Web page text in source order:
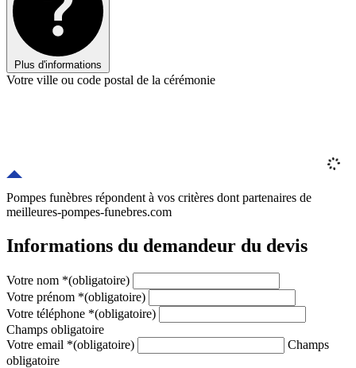
Plus d'informations
Votre ville ou code postal de la cérémonie
Pompes funèbres répondent à vos critères dont partenaires de
meilleures-pompes-funebres.com
Informations du demandeur du devis
Votre nom *(obligatoire)
Votre prénom *(obligatoire)
Votre téléphone *(obligatoire)
Champs obligatoire
Votre email *(obligatoire)
Champs
obligatoire